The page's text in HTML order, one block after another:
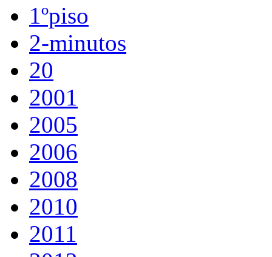
1ºpiso
2-minutos
20
2001
2005
2006
2008
2010
2011